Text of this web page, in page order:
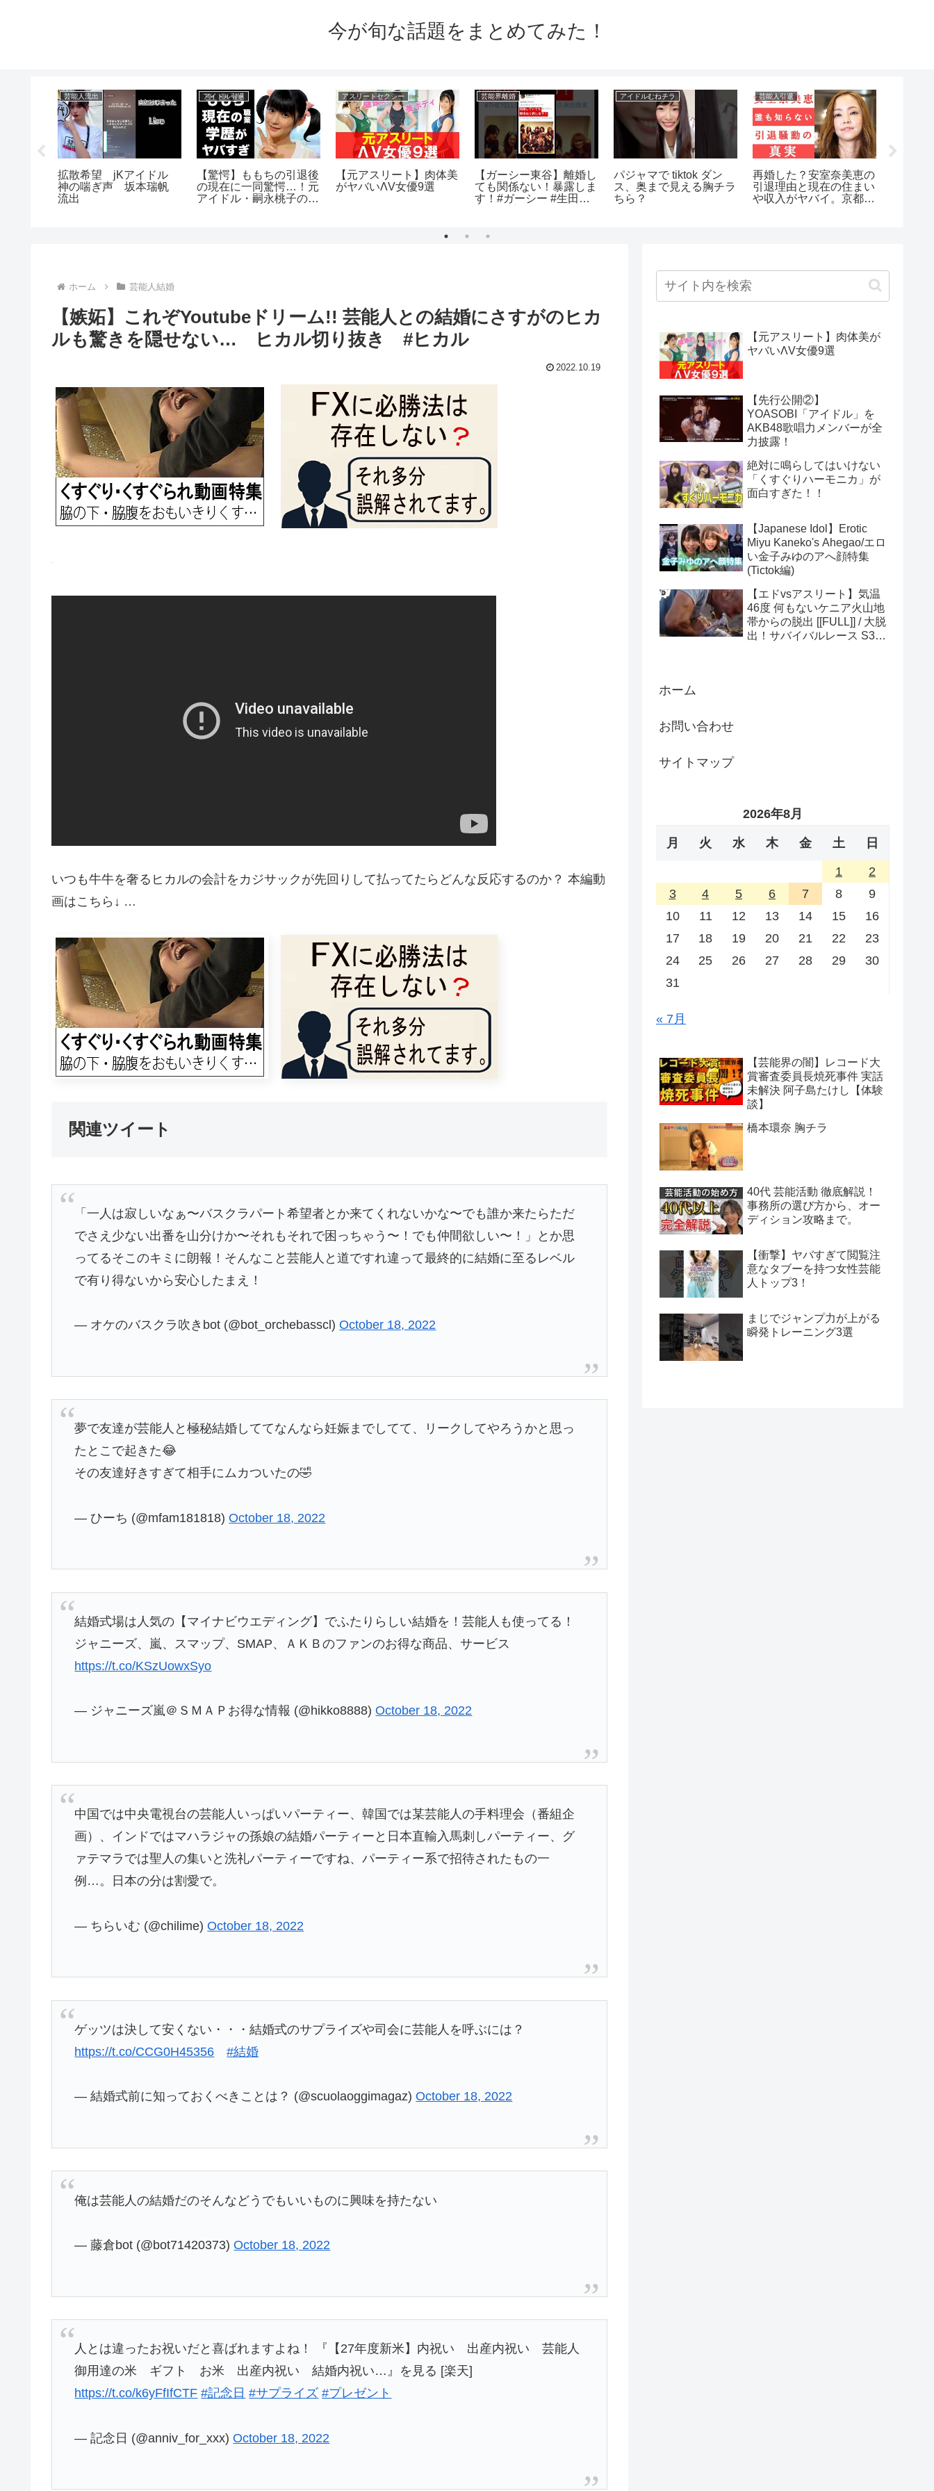
今が旬な話題をまとめてみた！
芸能人流出
拡散希望 jKアイドル
神の喘ぎ声 坂本瑞帆
流出
アイドル引退
【驚愕】ももちの引退後
の現在に一同驚愕…！元
アイドル・嗣永桃子のま
アスリートセクシー
【元アスリート】肉体美
がヤバいΛV女優9選
芸能界離婚
【ガーシー東谷】離婚し
ても関係ない！暴露しま
す！#ガーシー #生田斗
アイドルむねチラ
パジャマで tiktok ダン
ス、奥まで見える胸チラ
ちら？
芸能人引退
再婚した？安室奈美恵の
引退理由と現在の住まい
や収入がヤバイ。京都の
ホーム 芸能人結婚
【嫉妬】これぞYoutubeドリーム!! 芸能人との結婚にさすがのヒカ
ルも驚きを隠せない… ヒカル切り抜き #ヒカル
2022.10.19
いつも牛牛を奢るヒカルの会計をカジサックが先回りして払ってたらどんな反応するのか？ 本編動
画はこちら↓ …
関連ツイート
「一人は寂しいなぁ〜バスクラパート希望者とか来てくれないかな〜でも誰か来たらただ
でさえ少ない出番を山分けか〜それもそれで困っちゃう〜！でも仲間欲しい〜！」とか思
ってるそこのキミに朗報！そんなこと芸能人と道ですれ違って最終的に結婚に至るレベル
で有り得ないから安心したまえ！
— オケのバスクラ吹きbot (@bot_orchebasscl)October 18, 2022
夢で友達が芸能人と極秘結婚しててなんなら妊娠までしてて、リークしてやろうかと思っ
たとこで起きた😂
その友達好きすぎて相手にムカついたの🤣
— ひーち (@mfam181818)October 18, 2022
結婚式場は人気の【マイナビウエディング】でふたりらしい結婚を！芸能人も使ってる！
ジャニーズ、嵐、スマップ、SMAP、ＡＫＢのファンのお得な商品、サービス
https://t.co/KSzUowxSyo
— ジャニーズ嵐＠ＳＭＡＰお得な情報 (@hikko8888)October 18, 2022
中国では中央電視台の芸能人いっぱいパーティー、韓国では某芸能人の手料理会（番組企
画）、インドではマハラジャの孫娘の結婚パーティーと日本直輸入馬刺しパーティー、グ
ァテマラでは聖人の集いと洗礼パーティーですね、パーティー系で招待されたもの一
例…。日本の分は割愛で。
— ちらいむ (@chilime)October 18, 2022
ゲッツは決して安くない・・・結婚式のサプライズや司会に芸能人を呼ぶには？
https://t.co/CCG0H45356
#結婚
— 結婚式前に知っておくべきことは？ (@scuolaoggimagaz)October 18, 2022
俺は芸能人の結婚だのそんなどうでもいいものに興味を持たない
— 藤倉bot (@bot71420373)October 18, 2022
人とは違ったお祝いだと喜ばれますよね！ 『【27年度新米】内祝い 出産内祝い 芸能人
御用達の米 ギフト お米 出産内祝い 結婚内祝い…』を見る [楽天]
https://t.co/k6yFfIfCTF #記念日 #サプライズ #プレゼント
— 記念日 (@anniv_for_xxx)October 18, 2022
【元アスリート】肉体美が
ヤバいΛV女優9選
【先行公開②】
YOASOBI「アイドル」を
AKB48歌唱力メンバーが全
力披露！
絶対に鳴らしてはいけない
「くすぐりハーモニカ」が
面白すぎた！！
【Japanese Idol】Erotic
Miyu Kaneko's Ahegao/エロ
い金子みゆのアへ顔特集
(Tictok編)
【エドvsアスリート】気温
46度 何もないケニア火山地
帯からの脱出 [[FULL]] / 大脱
出！サバイバルレース S3
ホーム
お問い合わせ
サイトマップ
2026年8月
月 火 水 木 金 土 日
1
2
3
4 5 6 7 8
9
10
11 12 13 14 15
16
17
18 19 20 21 22
23
24
25 26 27 28 29
30
31
« 7月
【芸能界の闇】レコード大
賞審査委員長焼死事件 実話
未解決 阿子島たけし【体験
談】
橋本環奈 胸チラ
40代 芸能活動 徹底解説！
事務所の選び方から、オー
ディション攻略まで。
【衝撃】ヤバすぎて閲覧注
意なタブーを持つ女性芸能
人トップ3！
まじでジャンプ力が上がる
瞬発トレーニング3選